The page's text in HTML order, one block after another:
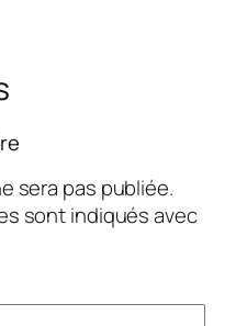
sera pas publiée.
sont indiqués avec